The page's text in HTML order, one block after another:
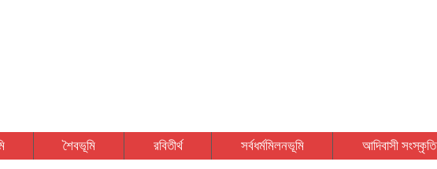
শৈবভূমি রবিতীর্থ সর্বধর্মমিলনভূমি আদিবাসী সংস্কৃতি